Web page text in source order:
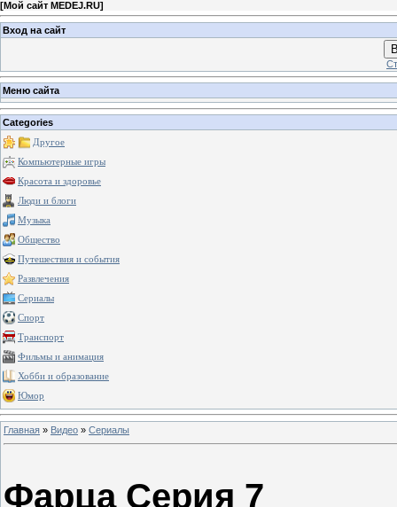
[Мой сайт MEDEJ.RU]
Вход на сайт
Меню сайта
Categories
Другое
Компьютерные игры
Красота и здоровье
Люди и блоги
Музыка
Общество
Путешествия и события
Развлечения
Сериалы
Спорт
Транспорт
Фильмы и анимация
Хобби и образование
Юмор
Главная » Видео » Сериалы
Фарца Серия 7